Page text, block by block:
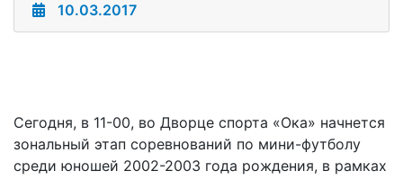
10.03.2017
Сегодня, в 11-00, во Дворце спорта «Ока» начнется
зональный этап соревнований по мини-футболу
среди юношей 2002-2003 года рождения, в рамках